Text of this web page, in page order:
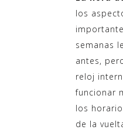
los
semanas
antes,
reloj
funcionar
los
de la